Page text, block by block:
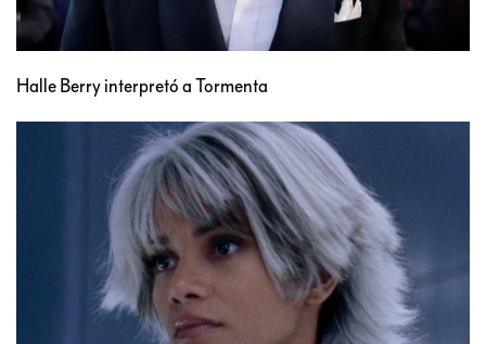
Halle Berry interpretó a Tormenta